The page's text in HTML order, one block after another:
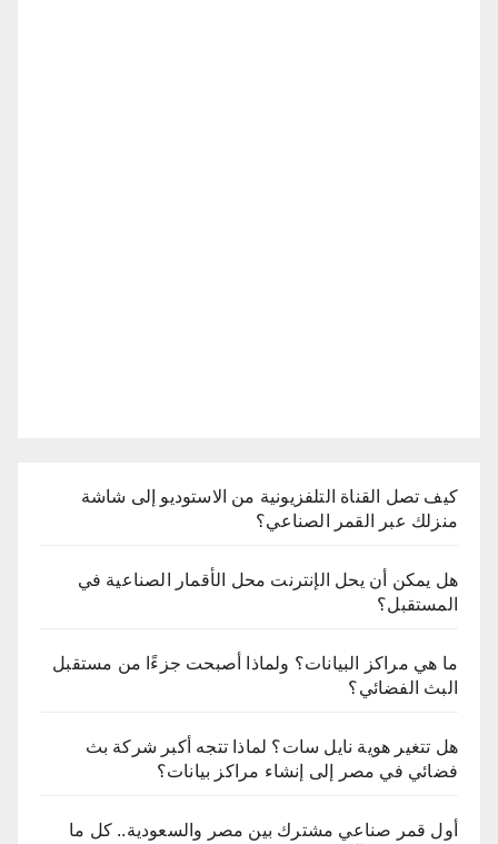
كيف تصل القناة التلفزيونية من الاستوديو إلى شاشة
منزلك عبر القمر الصناعي؟
هل يمكن أن يحل الإنترنت محل الأقمار الصناعية في
المستقبل؟
ما هي مراكز البيانات؟ ولماذا أصبحت جزءًا من مستقبل
البث الفضائي؟
هل تتغير هوية نايل سات؟ لماذا تتجه أكبر شركة بث
فضائي في مصر إلى إنشاء مراكز بيانات؟
أول قمر صناعي مشترك بين مصر والسعودية.. كل ما